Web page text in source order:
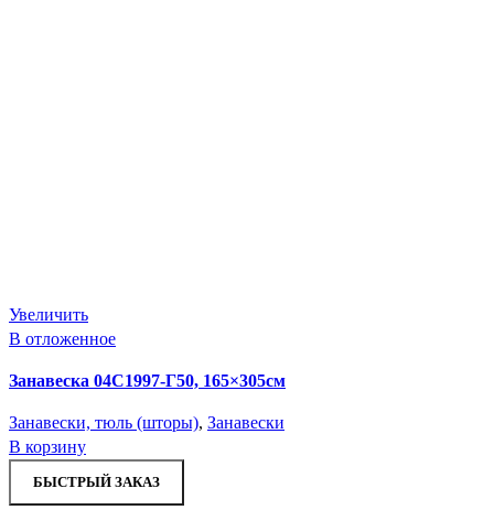
Увеличить
В отложенное
Занавеска 04С1997-Г50, 165×305см
Занавески, тюль (шторы), Занавески
В корзину
БЫСТРЫЙ ЗАКАЗ